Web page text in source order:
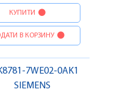
КУПИТИ
В КОРЗИНУ
7WE02-0AK1
SIEMENS